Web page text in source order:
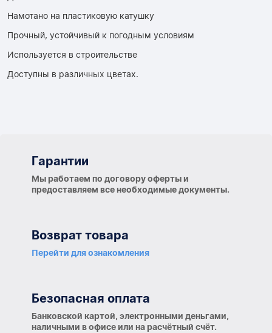
Намотано на пластиковую катушку
Прочный, устойчивый к погодным условиям
Используется в строительстве
Доступны в различных цветах.
Гарантии
Мы работаем по договору оферты и
предоставляем все необходимые документы.
Возврат товара
Перейти для ознакомления
Безопасная оплата
Банковской картой, электронными деньгами,
наличными в офисе или на расчётный счёт.